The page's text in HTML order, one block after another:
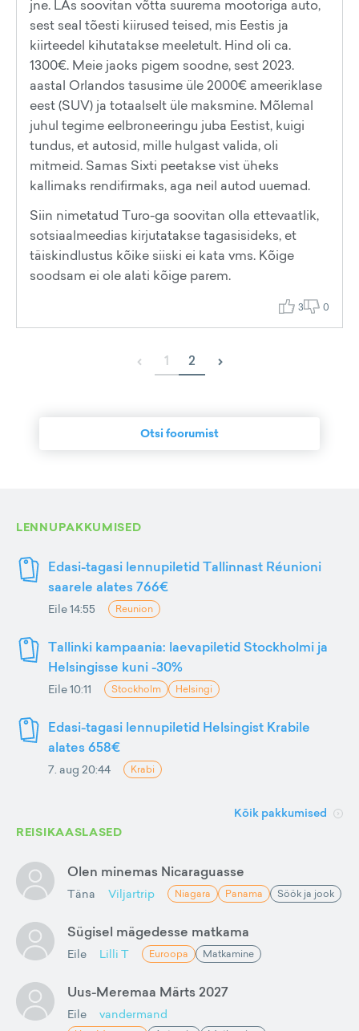
jne. LAs soovitan võtta suurema mootoriga auto,
sest seal tõesti kiirused teised, mis Eestis ja
kiirteedel kihutatakse meeletult. Hind oli ca.
1300€. Meie jaoks pigem soodne, sest 2023.
aastal Orlandos tasusime üle 2000€ ameeriklase
eest (SUV) ja totaalselt üle maksmine. Mõlemal
juhul tegime eelbroneeringu juba Eestist, kuigi
tundus, et autosid, mille hulgast valida, oli
mitmeid. Samas Sixti peetakse vist üheks
kallimaks rendifirmaks, aga neil autod uuemad.
Siin nimetatud Turo-ga soovitan olla ettevaatlik,
sotsiaalmeedias kirjutatakse tagasisideks, et
täiskindlustus kõike siiski ei kata vms. Kõige
soodsam ei ole alati kõige parem.
3 0
‹ 1 2 ›
Otsi foorumist
LENNUPAKKUMISED
Edasi-tagasi lennupiletid Tallinnast Réunioni
saarele alates 766€
Eile 14:55 Reunion
Tallinki kampaania: laevapiletid Stockholmi ja
Helsingisse kuni -30%
Eile 10:11 Stockholm Helsingi
Edasi-tagasi lennupiletid Helsingist Krabile
alates 658€
7. aug 20:44 Krabi
Kõik pakkumised
REISIKAASLASED
Olen minemas Nicaraguasse
Täna Viljartrip Niagara Panama Söök ja jook
Sügisel mägedesse matkama
Eile Lilli T Euroopa Matkamine
Uus-Meremaa Märts 2027
Eile vandermand